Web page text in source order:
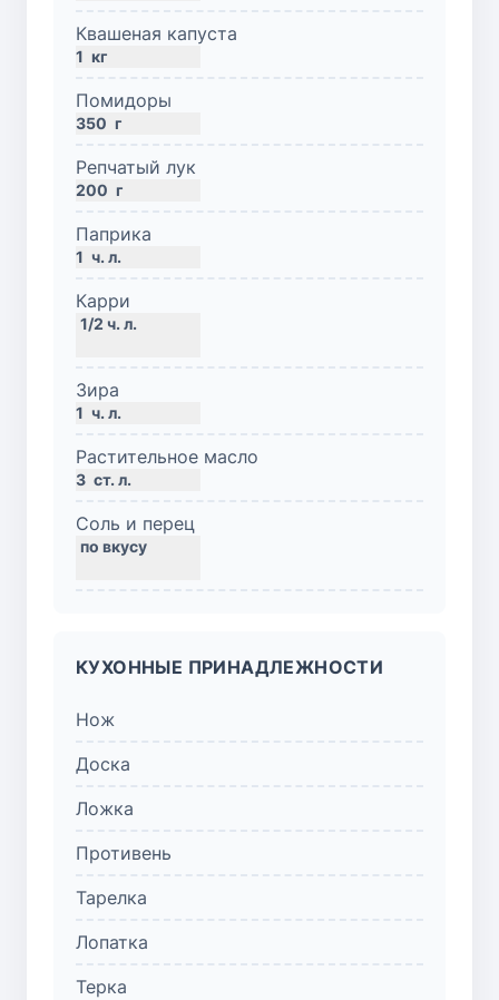
Квашеная капуста
1 кг
Помидоры
350 г
Репчатый лук
200 г
Паприка
1 ч. л.
Карри
Зира
1 ч. л.
Растительное масло
3 ст. л.
Соль и перец
КУХОННЫЕ ПРИНАДЛЕЖНОСТИ
Нож
Доска
Ложка
Противень
Тарелка
Лопатка
Терка